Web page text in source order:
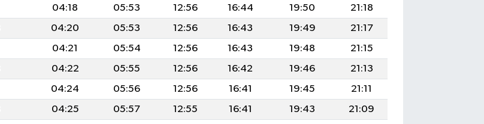
04:18 05:53 12:56 16:44 19:50
21:18
04:20 05:53 12:56 16:43 19:49
21:17
04:21 05:54 12:56 16:43 19:48
21:15
04:22 05:55 12:56 16:42 19:46
21:13
04:24 05:56 12:56 16:41 19:45
21:11
04:25 05:57 12:55 16:41 19:43
21:09